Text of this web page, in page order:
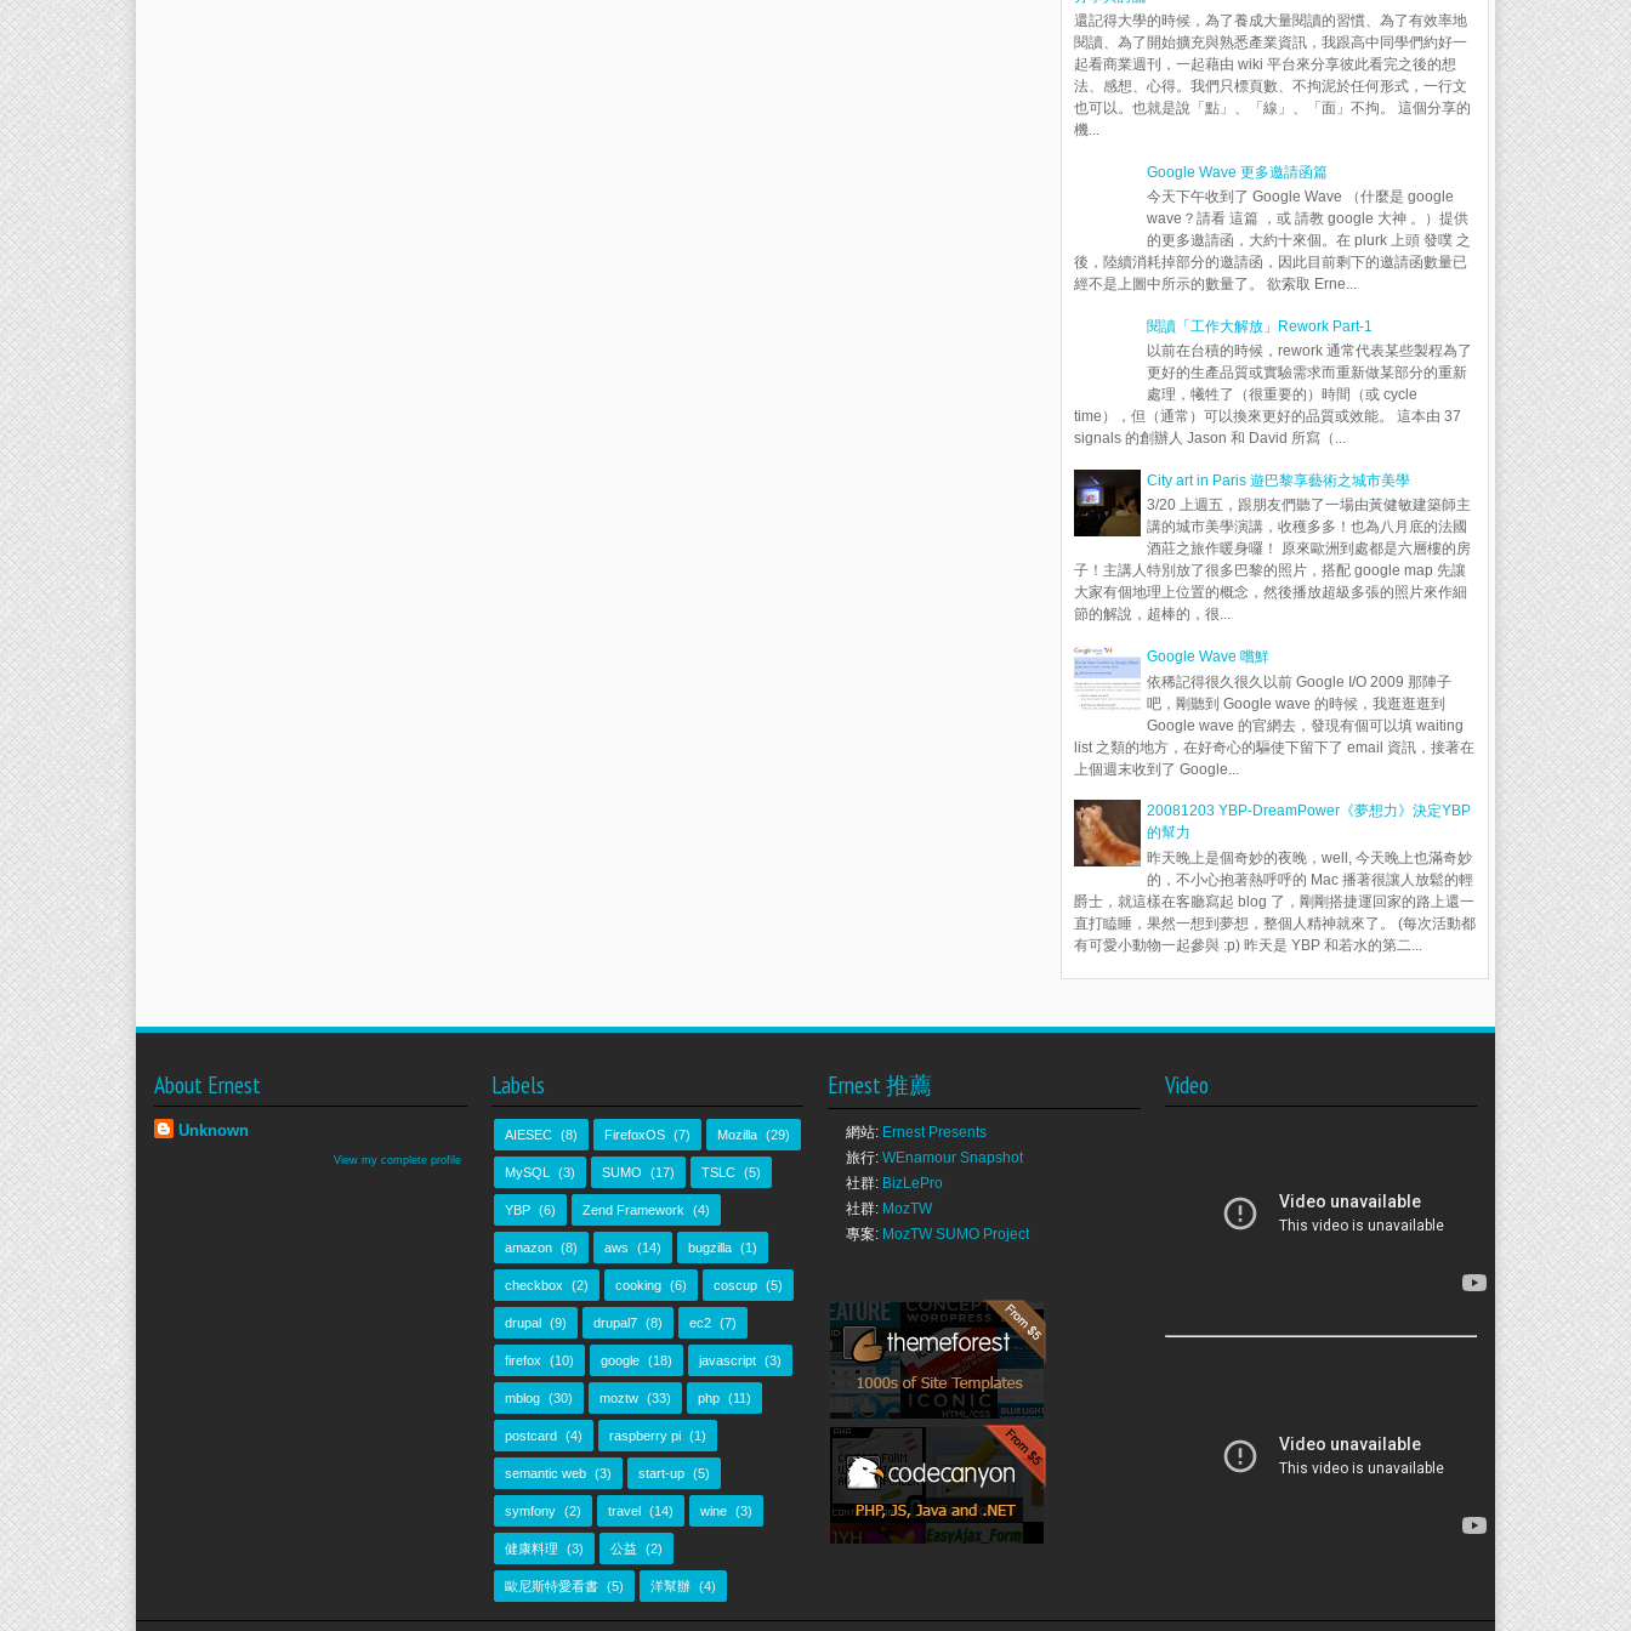
還記得大學的時候，為了養成大量閱讀的習慣、為了有效率地
閱讀、為了開始擴充與熟悉產業資訊，我跟高中同學們約好一
起看商業週刊，一起藉由 wiki 平台來分享彼此看完之後的想
法、感想、心得。我們只標頁數、不拘泥於任何形式，一行文
也可以。也就是說「點」、「線」、「面」不拘。 這個分享的
機...
Google Wave 更多邀請函篇
今天下午收到了 Google Wave （什麼是 google
wave？請看 這篇 ，或 請教 google 大神 。）提供
的更多邀請函，大約十來個。在 plurk 上頭 發噗 之
後，陸續消耗掉部分的邀請函，因此目前剩下的邀請函數量已
經不是上圖中所示的數量了。 欲索取 Erne...
閱讀「工作大解放」Rework Part-1
以前在台積的時候，rework 通常代表某些製程為了
更好的生產品質或實驗需求而重新做某部分的重新
處理，犧牲了（很重要的）時間（或 cycle
time），但（通常）可以換來更好的品質或效能。 這本由 37
signals 的創辦人 Jason 和 David 所寫（...
City art in Paris 遊巴黎享藝術之城市美學
3/20 上週五，跟朋友們聽了一場由黃健敏建築師主
講的城市美學演講，收穫多多！也為八月底的法國
酒莊之旅作暖身囉！ 原來歐洲到處都是六層樓的房
子！主講人特別放了很多巴黎的照片，搭配 google map 先讓
大家有個地理上位置的概念，然後播放超級多張的照片來作細
節的解說，超棒的，很...
Google Wave 嚐鮮
依稀記得很久很久以前 Google I/O 2009 那陣子
吧，剛聽到 Google wave 的時候，我逛逛逛到
Google wave 的官網去，發現有個可以填 waiting
list 之類的地方，在好奇心的驅使下留下了 email 資訊，接著在
上個週末收到了 Google...
20081203 YBP-DreamPower《夢想力》決定YBP
的幫力
昨天晚上是個奇妙的夜晚，well, 今天晚上也滿奇妙
的，不小心抱著熱呼呼的 Mac 播著很讓人放鬆的輕
爵士，就這樣在客廳寫起 blog 了，剛剛搭捷運回家的路上還一
直打瞌睡，果然一想到夢想，整個人精神就來了。 (每次活動都
有可愛小動物一起參與 :p) 昨天是 YBP 和若水的第二...
About Ernest
Unknown
View my complete profile
Labels
AIESEC (8) FirefoxOS (7) Mozilla (29)
MySQL (3) SUMO (17) TSLC (5)
YBP (6) Zend Framework (4)
amazon (8) aws (14) bugzilla (1)
checkbox (2) cooking (6) coscup (5)
drupal (9) drupal7 (8) ec2 (7)
firefox (10) google (18) javascript (3)
mblog (30) moztw (33) php (11)
postcard (4) raspberry pi (1)
semantic web (3) start-up (5)
symfony (2) travel (14) wine (3)
健康料理 (3) 公益 (2)
歐尼斯特愛看書 (5) 洋幫辦 (4)
Ernest 推薦
網站: Ernest Presents
旅行: WEnamour Snapshot
社群: BizLePro
社群: MozTW
專案: MozTW SUMO Project
Video